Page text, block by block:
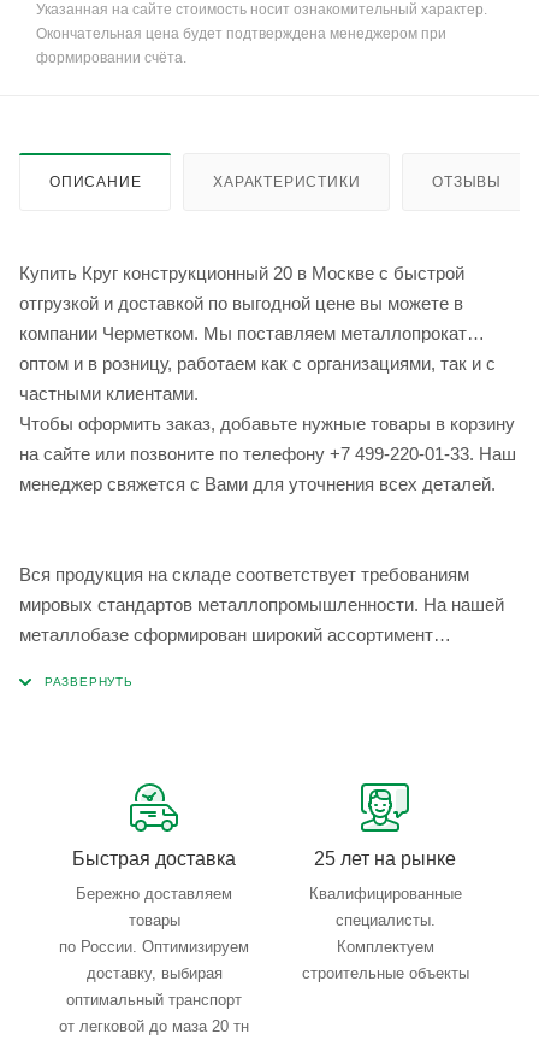
Указанная на сайте стоимость носит ознакомительный характер.
Окончательная цена будет подтверждена менеджером при
формировании счёта.
ОПИСАНИЕ ХАРАКТЕРИСТИКИ ОТЗЫВЫ
Купить Круг конструкционный 20 в Москве с быстрой
отгрузкой и доставкой по выгодной цене вы можете в
компании Черметком. Мы поставляем металлопрокат
оптом и в розницу, работаем как с организациями, так и с
частными клиентами.
Чтобы оформить заказ, добавьте нужные товары в корзину
на сайте или позвоните по телефону +7 499-220-01-33. Наш
менеджер свяжется с Вами для уточнения всех деталей.
Вся продукция на складе соответствует требованиям
мировых стандартов металлопромышленности. На нашей
металлобазе сформирован широкий ассортимент
Быстрая доставка
Бережно доставляем
товары
по России. Оптимизируем
доставку, выбирая
оптимальный транспорт
от легковой до маза 20 тн
25 лет на рынке
Квалифицированные
специалисты.
Комплектуем
строительные объекты